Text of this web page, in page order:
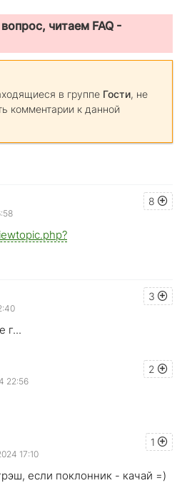
читаем FAQ -
в группе Гости, не
комментарии к данной
8
3
г...
2
22:56
1
17:10
если поклонник - качай =)